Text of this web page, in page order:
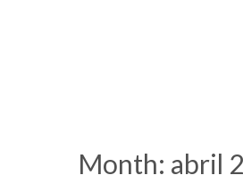
Month: abril